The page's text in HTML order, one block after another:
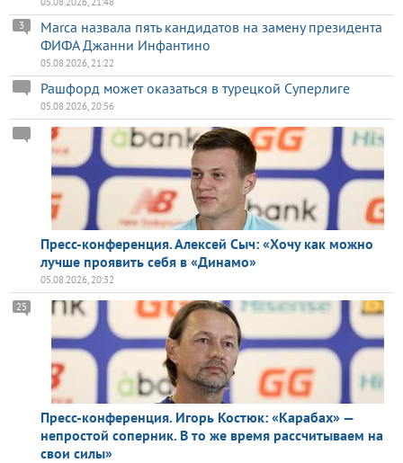
Marca назвала пять кандидатов на замену президента
ФИФА Джанни Инфантино
3
05.08.2026, 21:22
Рашфорд может оказаться в турецкой Суперлиге
05.08.2026, 20:56
Пресс-конференция. Алексей Сыч: «Хочу как можно
лучше проявить себя в «Динамо»
05.08.2026, 20:32
Пресс-конференция. Игорь Костюк: «Карабах» —
непростой соперник. В то же время рассчитываем на
свои силы»
25